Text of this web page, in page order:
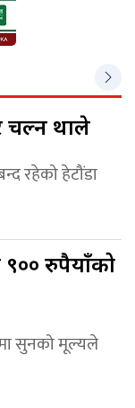
चल्न थाले
रहेको हेटौंडा
रुपैयाँको
सुनको मूल्यले